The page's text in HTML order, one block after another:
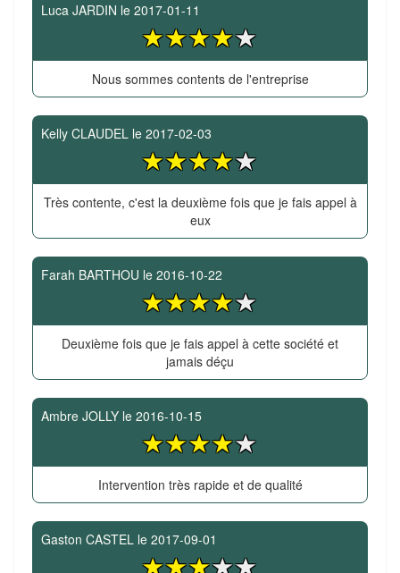
Luca JARDIN le 2017-01-11
Nous sommes contents de l'entreprise
Kelly CLAUDEL le 2017-02-03
Très contente, c'est la deuxième fois que je fais appel à
eux
Farah BARTHOU le 2016-10-22
Deuxième fois que je fais appel à cette société et
jamais déçu
Ambre JOLLY le 2016-10-15
Intervention très rapide et de qualité
Gaston CASTEL le 2017-09-01